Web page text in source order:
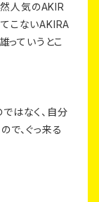
人気のAKIR
こないAKIRA
っていうとこ
はなく、自分
で、ぐっ来る